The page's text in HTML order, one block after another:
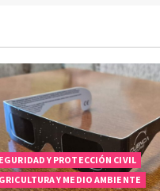
Y PROTECCIÓN CIVIL
Y MEDIO AMBIENTE